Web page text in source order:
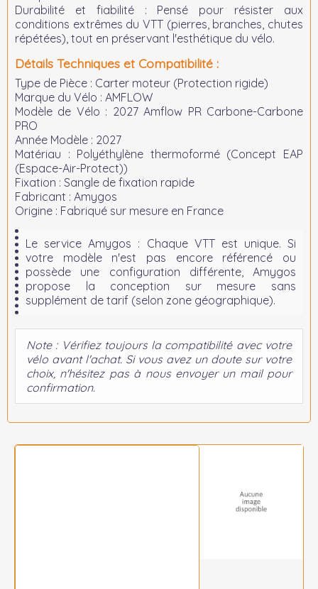
Durabilité et fiabilité : Pensé pour résister aux
conditions extrêmes du VTT (pierres, branches, chutes
répétées), tout en préservant l'esthétique du vélo.
Détails Techniques et Compatibilité :
Type de Pièce : Carter moteur (Protection rigide)
Marque du Vélo : AMFLOW
Modèle de Vélo : 2027 Amflow PR Carbone-Carbone
PRO
Année Modèle : 2027
Matériau : Polyéthylène thermoformé (Concept EAP
(Espace-Air-Protect))
Fixation : Sangle de fixation rapide
Fabricant : Amygos
Origine : Fabriqué sur mesure en France
Le service Amygos : Chaque VTT est unique. Si
votre modèle n'est pas encore référencé ou
possède une configuration différente, Amygos
propose la conception sur mesure sans
supplément de tarif (selon zone géographique).
Note : Vérifiez toujours la compatibilité avec votre
vélo avant l'achat. Si vous avez un doute sur votre
choix, n'hésitez pas à nous envoyer un mail pour
confirmation.